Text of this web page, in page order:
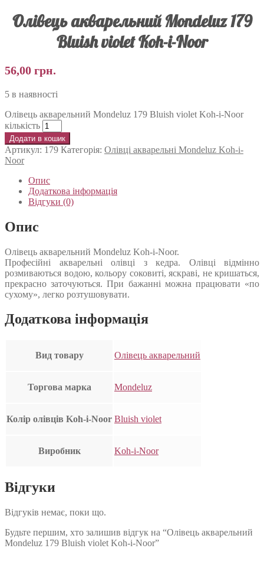
Олівець акварельний Mondeluz 179
Bluish violet Koh-i-Noor
56,00 грн.
5 в наявності
Олівець акварельний Mondeluz 179 Bluish violet Koh-i-Noor
кількість
Додати в кошик
Артикул: 179 Категорія: Олівці акварельні Mondeluz Koh-i-
Noor
Опис
Додаткова інформація
Відгуки (0)
Опис
Олівець акварельний Mondeluz Koh-i-Noor.
Професійні акварельні олівці з кедра. Олівці відмінно
розмиваються водою, кольору соковиті, яскраві, не кришаться,
прекрасно заточуються. При бажанні можна працювати «по
сухому», легко розтушовувати.
Додаткова інформація
Вид товару Олівець акварельний
Торгова марка Mondeluz
Колір олівців Koh-i-Noor Bluish violet
Виробник Koh-i-Noor
Відгуки
Відгуків немає, поки що.
Будьте першим, хто залишив відгук на “Олівець акварельний
Mondeluz 179 Bluish violet Koh-i-Noor”